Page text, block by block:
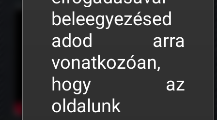
TUTORIAL 04 • Peronok és tulajdonságaik
beleegyezésed
adod arra
vonatkozóan,
hogy az
oldalunk